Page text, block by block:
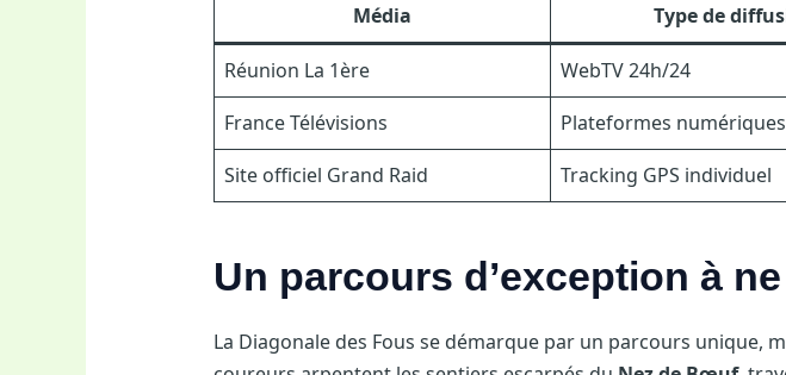
Média Type de
Réunion La 1ère WebTV 24h/24
France Télévisions
Plateformes numériques
Site officiel Grand Raid
Tracking GPS individuel
Un parcours d’exception à
La Diagonale des Fous se démarque par un parcours unique,